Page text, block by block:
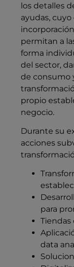
los detalles
ayudas,
permitan a
forma
del sector,
de consumo
propio
negocio.
Durante su
acciones
para
Tiendas
data